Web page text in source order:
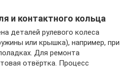
и контактного кольца
деталей рулевого колеса
или крышка), например, при
Для ремонта
отвёртка. Процесс